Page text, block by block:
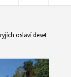
oslaví deset